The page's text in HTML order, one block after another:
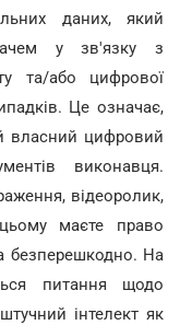
даних, який
у зв'язку з
та/або цифрової
Це означає,
власний цифровий
виконавця.
відеоролик,
маєте право
безперешкодно. На
питання щодо
інтелект як